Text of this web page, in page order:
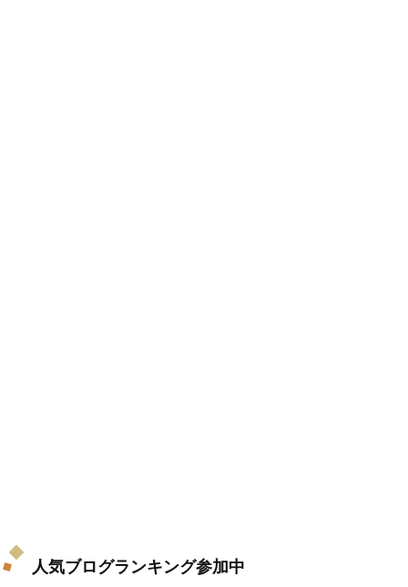
人気ブログランキング参加中